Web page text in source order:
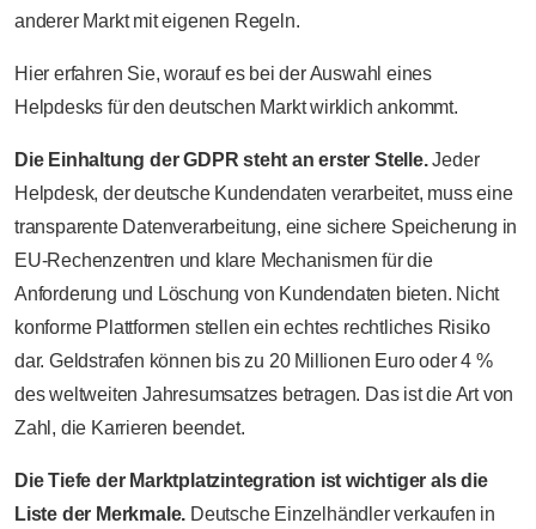
anderer Markt mit eigenen Regeln.
Hier erfahren Sie, worauf es bei der Auswahl eines
Helpdesks für den deutschen Markt wirklich ankommt.
Die Einhaltung der GDPR steht an erster Stelle.Jeder
Helpdesk, der deutsche Kundendaten verarbeitet, muss eine
transparente Datenverarbeitung, eine sichere Speicherung in
EU-Rechenzentren und klare Mechanismen für die
Anforderung und Löschung von Kundendaten bieten. Nicht
konforme Plattformen stellen ein echtes rechtliches Risiko
dar. Geldstrafen können bis zu 20 Millionen Euro oder 4 %
des weltweiten Jahresumsatzes betragen. Das ist die Art von
Zahl, die Karrieren beendet.
Die Tiefe der Marktplatzintegration ist wichtiger als die
Liste der Merkmale. Deutsche Einzelhändler verkaufen in